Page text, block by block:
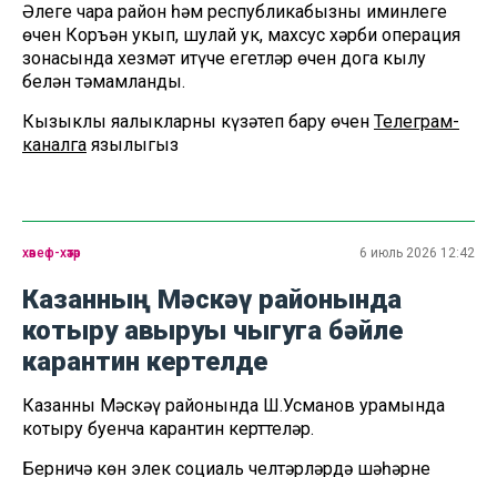
Әлеге чара район һәм республикабызның иминлеге
өчен Коръән укып, шулай ук, махсус хәрби операция
зонасында хезмәт итүче егетләр өчен дога кылу
белән тәмамланды.
Кызыклы яңалыкларны күзәтеп бару өчен Телеграм-
каналга язылыгыз
хәвеф-хәтәр 6 июль 2026 12:42
Казанның Мәскәү районында
котыру авыруы чыгуга бәйле
карантин кертелде
Казанның Мәскәү районында Ш.Усманов урамында
котыру буенча карантин керттеләр.
Берничә көн элек социаль челтәрләрдә шәһәрнең